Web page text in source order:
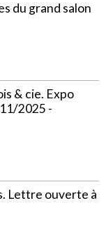
du grand salon
& cie. Expo
2025 -
Lettre ouverte à